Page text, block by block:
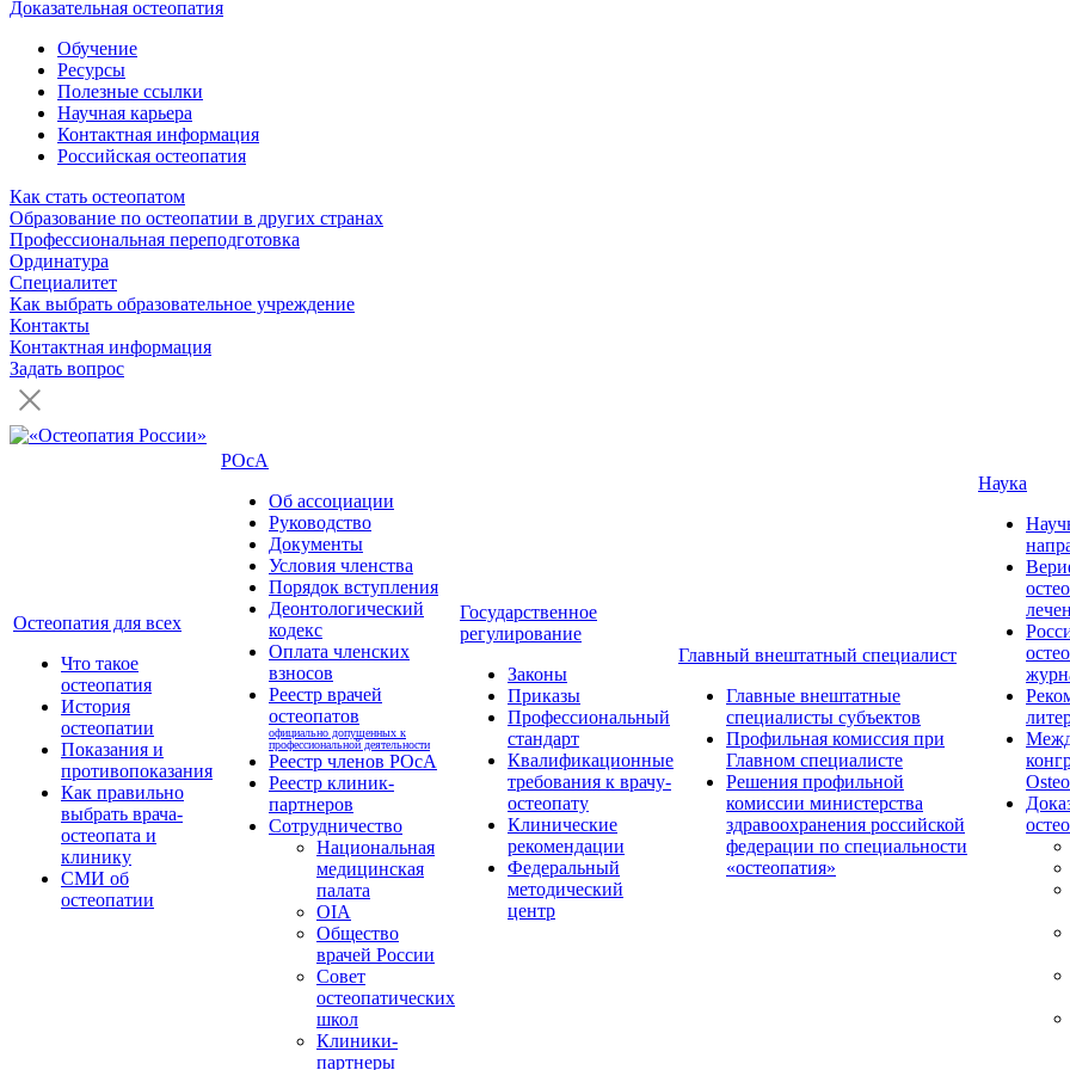
Доказательная остеопатия
Обучение
Ресурсы
Полезные ссылки
Научная карьера
Контактная информация
Российская остеопатия
Как стать остеопатом
Образование по остеопатии в других странах
Профессиональная переподготовка
Ординатура
Специалитет
Как выбрать образовательное учреждение
Контакты
Контактная информация
Задать вопрос
Остеопатия для всех
Что такое
остеопатия
История
остеопатии
Показания и
противопоказания
Как правильно
выбрать врача-
остеопата и
клинику
СМИ об
остеопатии
РОсА
Об ассоциации
Руководство
Документы
Условия членства
Порядок вступления
Деонтологический
кодекс
Оплата членских
взносов
Реестр врачей
остеопатов
официально допущенных к
профессиональной деятельности
Реестр членов РОсА
Реестр клиник-
партнеров
Сотрудничество
Национальная
медицинская
палата
OIA
Общество
врачей России
Совет
остеопатических
школ
Клиники-
партнеры
Государственное
регулирование
Законы
Приказы
Профессиональный
стандарт
Квалификационные
требования к врачу-
остеопату
Клинические
рекомендации
Федеральный
методический
центр
Главный внештатный специалист
Главные внештатные
специалисты субъектов
Профильная комиссия при
Главном специалисте
Решения профильной
комиссии министерства
здравоохранения российской
федерации по специальности
«остеопатия»
Наука